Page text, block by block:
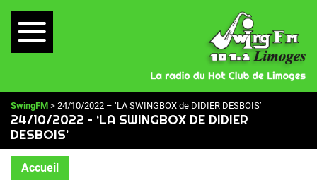
SwingFM > 24/10/2022 – ‘LA SWINGBOX de DIDIER DESBOIS’
24/10/2022 – ‘LA SWINGBOX DE DIDIER
DESBOIS’
Accueil